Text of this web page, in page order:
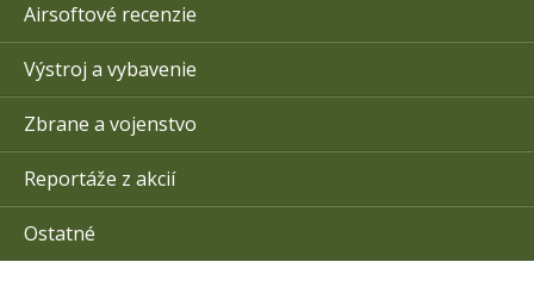
Airsoftové recenzie
Výstroj a vybavenie
Zbrane a vojenstvo
Reportáže z akcií
Ostatné